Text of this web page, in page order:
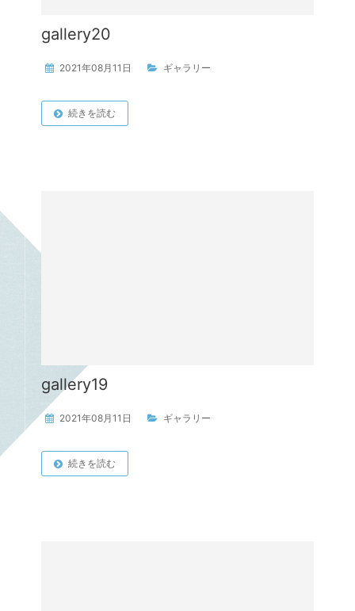
gallery20
2021年08月11日 ギャラリー
続きを読む
gallery19
2021年08月11日 ギャラリー
続きを読む